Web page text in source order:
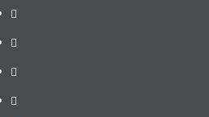
YouTube
Telegram
Instagram
Twitter